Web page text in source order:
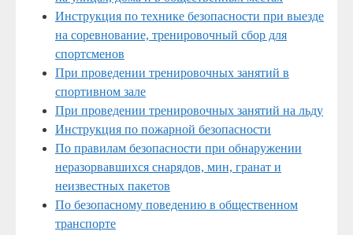
Инструкция по технике безопасности при выезде
на соревнование, тренировочный сбор для
спортсменов
При проведении тренировочных занятий в
спортивном зале
При проведении тренировочных занятий на льду
Инструкция по пожарной безопасности
По правилам безопасности при обнаружении
неразорвавшихся снарядов, мин, гранат и
неизвестных пакетов
По безопасному поведению в общественном
транспорте